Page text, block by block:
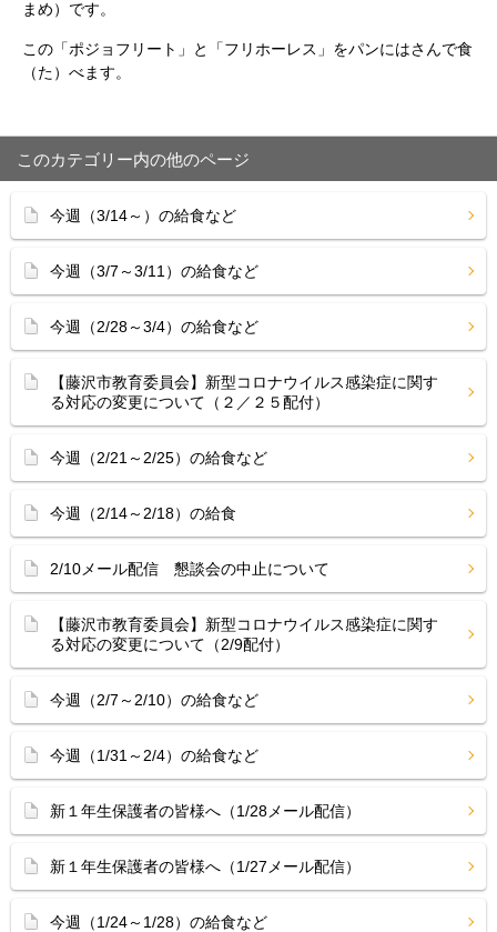
まめ）です。
この「ポジョフリート」と「フリホーレス」をパンにはさんで食
（た）べます。
このカテゴリー内の他のページ
今週（3/14～）の給食など
今週（3/7～3/11）の給食など
今週（2/28～3/4）の給食など
【藤沢市教育委員会】新型コロナウイルス感染症に関す
る対応の変更について（２／２５配付）
今週（2/21～2/25）の給食など
今週（2/14～2/18）の給食
2/10メール配信 懇談会の中止について
【藤沢市教育委員会】新型コロナウイルス感染症に関す
る対応の変更について（2/9配付）
今週（2/7～2/10）の給食など
今週（1/31～2/4）の給食など
新１年生保護者の皆様へ（1/28メール配信）
新１年生保護者の皆様へ（1/27メール配信）
今週（1/24～1/28）の給食など